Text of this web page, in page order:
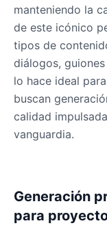
manteniendo la
de este icónico
tipos de
diálogos,
lo hace ideal
buscan
calidad
vanguardia.
Generación
para